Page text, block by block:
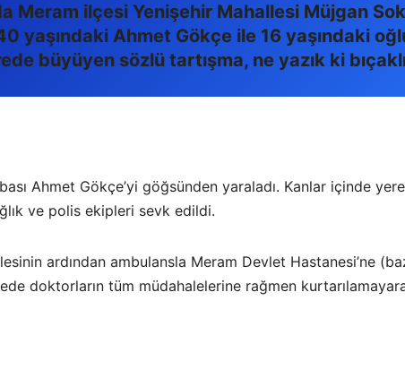
Meram ilçesi Yenişehir Mahallesi Müjgan
Ahmet Gökçe ile 16 yaşındaki
büyüyen sözlü tartışma, ne yazık ki
Ahmet Gökçe’yi göğsünden yaraladı. Kanlar içinde yere
ve polis ekipleri sevk edildi.
ardından ambulansla Meram Devlet Hastanesi’ne
doktorların tüm müdahalelerine rağmen